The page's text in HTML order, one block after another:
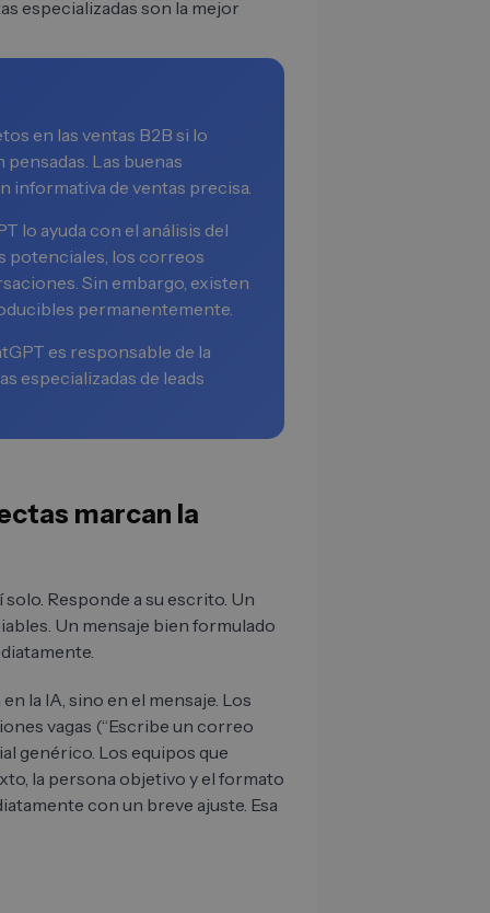
especializadas son la mejor
en las ventas B2B si lo
Las buenas
informativa de ventas precisa.
lo ayuda con el análisis del
potenciales, los correos
Sin embargo, existen
permanentemente.
es responsable de la
especializadas de leads
marcan la
Responde a su escrito. Un
Un mensaje bien formulado
la IA, sino en el mensaje. Los
vagas (“Escribe un correo
genérico. Los equipos que
la persona objetivo y el formato
con un breve ajuste. Esa